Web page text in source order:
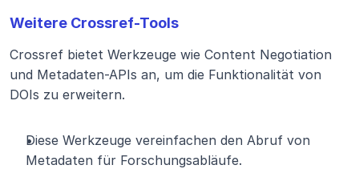
Weitere Crossref-Tools
Crossref bietet Werkzeuge wie Content Negotiation
und Metadaten-APIs an, um die Funktionalität von
DOIs zu erweitern.
Diese Werkzeuge vereinfachen den Abruf von
Metadaten für Forschungsabläufe.